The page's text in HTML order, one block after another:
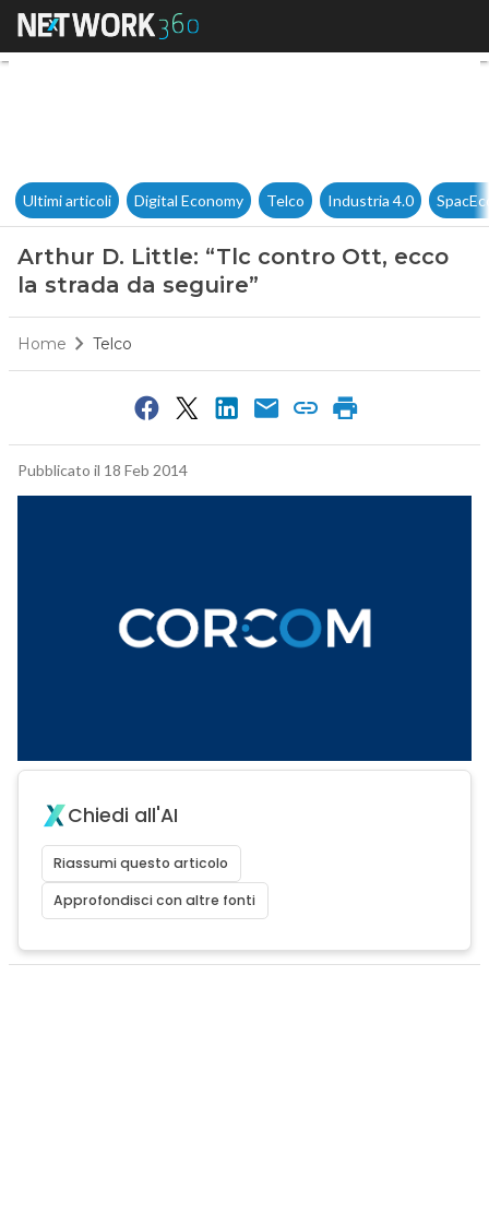
Arthur D. Little: “Tlc contro
Ultimi articoli Digital Economy Telco Industria 4.0
Arthur D. Little: “Tlc contro Ott, ecco
la strada da seguire”
Home Telco
Pubblicato il 18 Feb 2014
Chiedi all'AI
Riassumi questo articolo
Approfondisci con altre fonti